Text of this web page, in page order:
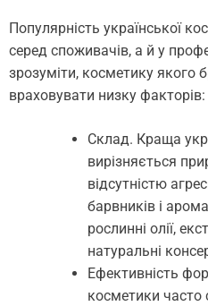
Популярність української
серед споживачів, а й у
зрозуміти, косметику якого
враховувати низку факторів:
Склад. Краща
вирізняється
відсутністю
барвників і
рослинні олії,
натуральні
Ефективність
косметики часто